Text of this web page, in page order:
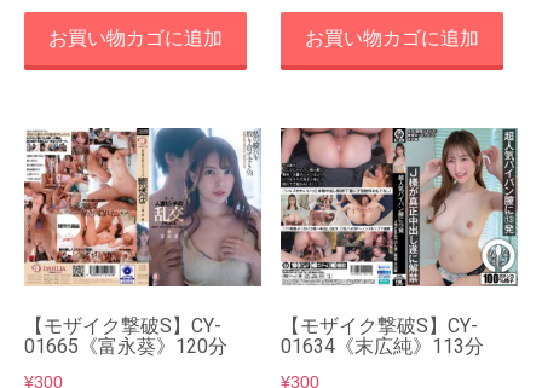
お買い物カゴに追加 お買い物カゴに追加
【モザイク撃破S】CY-
01665《富永葵》120分
¥300
【モザイク撃破S】CY-
01634《末広純》113分
¥300